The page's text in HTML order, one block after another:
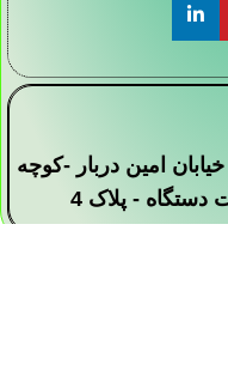
امین دربار -کوچه
- پلاک 4